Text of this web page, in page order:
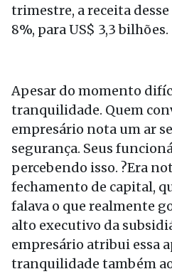
trimestre, a receita
8%, para US$ 3,3 bilhões.
Apesar do momento
tranquilidade. Quem
empresário nota um ar
segurança. Seus
percebendo isso. ?Era
fechamento de capital,
falava o que realmente
alto executivo da
empresário atribui essa
tranquilidade também